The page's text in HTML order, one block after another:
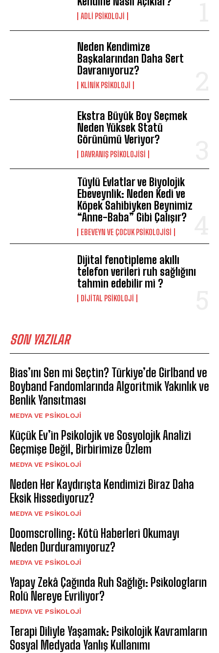
ADLI PSIKOLOJI
Neden Kendimize
Başkalarından Daha Sert
Davranıyoruz?
KLINIK PSIKOLOJI
Ekstra Büyük Boy Seçmek
Neden Yüksek Statü
Görünümü Veriyor?
DAVRANIŞ PSIKOLOJISI
Tüylü Evlatlar ve Biyolojik
Ebeveynlik: Neden Kedi ve
Köpek Sahibiyken Beynimiz
“Anne-Baba” Gibi Çalışır?
EBEVEYN VE ÇOCUK PSIKOLOJISI
Dijital fenotipleme akıllı
telefon verileri ruh sağlığını
tahmin edebilir mi ?
DIJITAL PSIKOLOJI
SON YAZILAR
Bias’ını Sen mi Seçtin? Türkiye’de Girlband ve
Boyband Fandomlarında Algoritmik Yakınlık ve
Benlik Yansıtması
MEDYA VE PSIKOLOJI
Küçük Ev’in Psikolojik ve Sosyolojik Analizi
Geçmişe Değil, Birbirimize Özlem
MEDYA VE PSIKOLOJI
Neden Her Kaydırışta Kendimizi Biraz Daha
Eksik Hissediyoruz?
MEDYA VE PSIKOLOJI
Doomscrolling: Kötü Haberleri Okumayı
Neden Durduramıyoruz?
MEDYA VE PSIKOLOJI
Yapay Zekâ Çağında Ruh Sağlığı: Psikologların
Rolü Nereye Evriliyor?
MEDYA VE PSIKOLOJI
Terapi Diliyle Yaşamak: Psikolojik Kavramların
Sosyal Medyada Yanlış Kullanımı